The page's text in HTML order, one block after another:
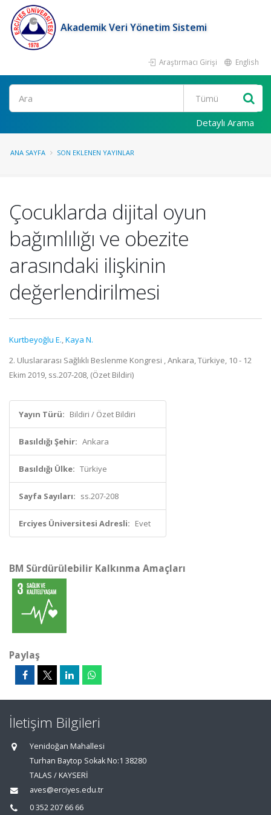
Akademik Veri Yönetim Sistemi
Araştırmacı Girişi English
Ara
Detaylı Arama
ANA SAYFA SON EKLENEN YAYINLAR
Çocuklarda dijital oyun
bağımlılığı ve obezite
arasındaki ilişkinin
değerlendirilmesi
Kurtbeyoğlu E.,Kaya N.
2. Uluslararası Sağlıklı Beslenme Kongresi , Ankara, Türkiye, 10 - 12
Ekim 2019, ss.207-208, (Özet Bildiri)
Yayın Türü: Bildiri / Özet Bildiri
Basıldığı Şehir: Ankara
Basıldığı Ülke: Türkiye
Sayfa Sayıları: ss.207-208
Erciyes Üniversitesi Adresli: Evet
BM Sürdürülebilir Kalkınma Amaçları
Paylaş
İletişim Bilgileri
Yenidoğan Mahallesi
Turhan Baytop Sokak No:1 38280
TALAS / KAYSERİ
aves@erciyes.edu.tr
0 352 207 66 66